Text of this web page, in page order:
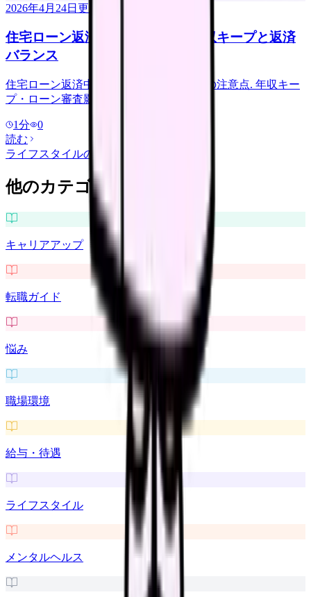
2026年4月24日 更新
住宅ローン返済で看護師転職｜年収キープと返済
バランス
住宅ローン返済中の看護師が転職する時の注意点. 年収キー
プ・ローン審査影響・タイミング.
1分
0
読む
ライフスタイルの記事をもっと見る
他のカテゴリを探す
キャリアアップ
転職ガイド
悩み
職場環境
給与・待遇
ライフスタイル
メンタルヘルス